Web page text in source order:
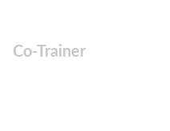
Co-Trainer